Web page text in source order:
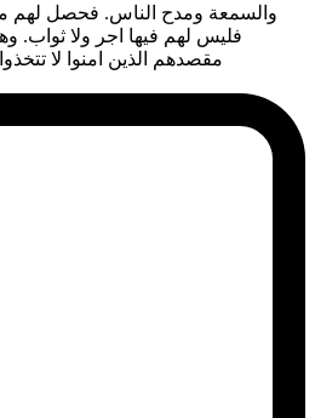
والسمعة ومدح الناس. فحصل لهم ما
فليس لهم فيها اجر ولا ثواب.
مقصدهم الذين امنوا لا